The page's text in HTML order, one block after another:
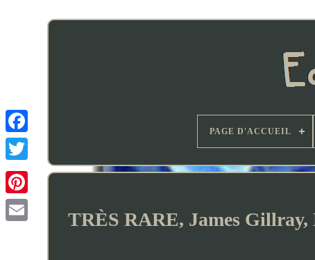
PAGE D'ACCUEIL
TRÈS RARE, James